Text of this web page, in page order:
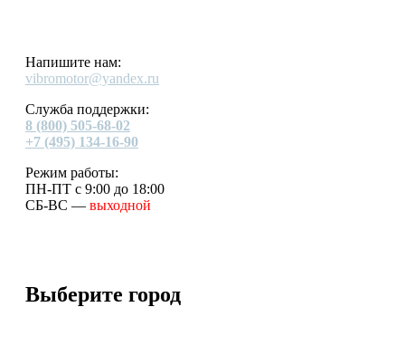
Напишите нам:
vibromotor@yandex.ru
Служба поддержки:
8 (800) 505-68-02
+7 (495) 134-16-90
Режим работы:
ПН-ПТ с 9:00 до 18:00
СБ-ВС — выходной
Выберите город